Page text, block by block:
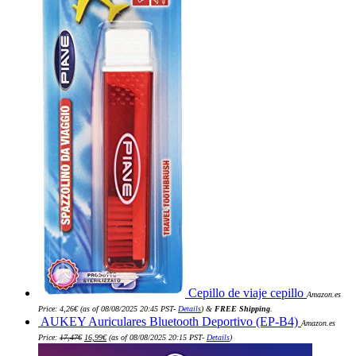
Cepillo de viaje cepillo Amazon.es
Price: 4,26€(as of 08/08/2025 20:45 PST- Details) & FREE Shipping
AUKEY Auriculares Bluetooth Deportivo (EP-B4) Amazon.es
Price: 17,47€ precio
16,99€precio
(as of 08/08/2025 20:15 PST- Details)